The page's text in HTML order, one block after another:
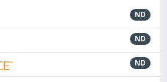
ND
ND
ND